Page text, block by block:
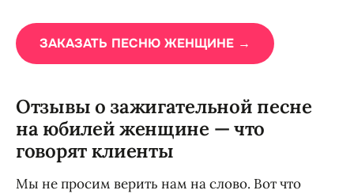
ЗАКАЗАТЬ ПЕСНЮ ЖЕНЩИНЕ →
Отзывы о зажигательной песне
на юбилей женщине — что
говорят клиенты
Мы не просим верить нам на слово. Вот что